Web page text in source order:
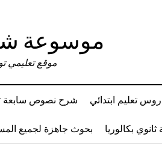
موسوعة
موقع تعليمي
تعليم ابتدائي شرح نصوص سابعة
بكالوريا بحوث جاهزة لجميع